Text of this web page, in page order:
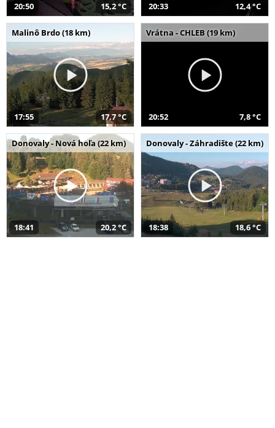
20:50 15,2 °C 20:33 12,4 °C
Malinô Brdo (18 km)
17:55 17,7 °C
Vrátna - CHLEB (19 km)
20:52 7,8 °C
Donovaly - Nová hoľa (22 km)
18:41 20,2 °C
Donovaly - Záhradište (22 km)
18:38 18,6 °C